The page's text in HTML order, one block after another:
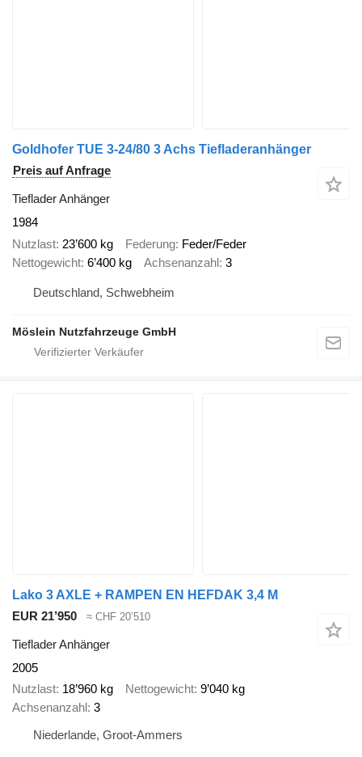
Goldhofer TUE 3-24/80 3 Achs Tiefladeranhänger
Preis auf Anfrage
Tieflader Anhänger
1984
Nutzlast 23’600 kg Federung Feder/Feder
Nettogewicht 6’400 kg Achsenanzahl 3
Deutschland, Schwebheim
Möslein Nutzfahrzeuge GmbH
Lako 3 AXLE + RAMPEN EN HEFDAK 3,4 M
EUR 21’950
≈ CHF 20’510
Tieflader Anhänger
2005
Nutzlast 18’960 kg Nettogewicht 9’040 kg
Achsenanzahl 3
Niederlande, Groot-Ammers